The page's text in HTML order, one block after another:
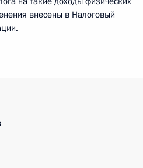
внесены в Налоговый